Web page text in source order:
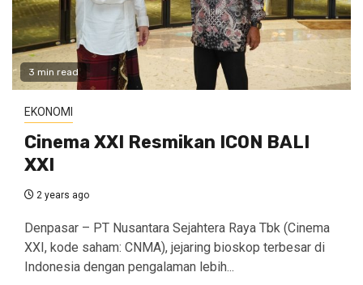
3 min read
EKONOMI
Cinema XXI Resmikan ICON BALI
XXI
2 years ago
Denpasar – PT Nusantara Sejahtera Raya Tbk (Cinema
XXI, kode saham: CNMA), jejaring bioskop terbesar di
Indonesia dengan pengalaman lebih...